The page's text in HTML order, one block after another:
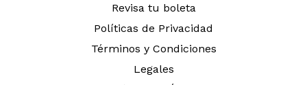
Revisa tu boleta
Políticas de Privacidad
Términos y Condiciones
Legales